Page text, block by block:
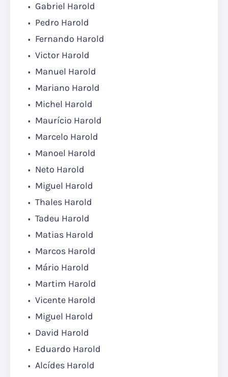
Gabriel Harold
Pedro Harold
Fernando Harold
Victor Harold
Manuel Harold
Mariano Harold
Michel Harold
Maurício Harold
Marcelo Harold
Manoel Harold
Neto Harold
Miguel Harold
Thales Harold
Tadeu Harold
Matias Harold
Marcos Harold
Mário Harold
Martim Harold
Vicente Harold
Miguel Harold
David Harold
Eduardo Harold
Alcídes Harold